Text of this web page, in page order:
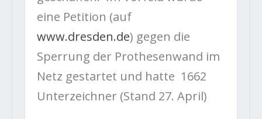
eine Petition (auf
www.dresden.de) gegen die
Sperrung der Prothesenwand im
Netz gestartet und hatte 1662
Unterzeichner (Stand 27. April)